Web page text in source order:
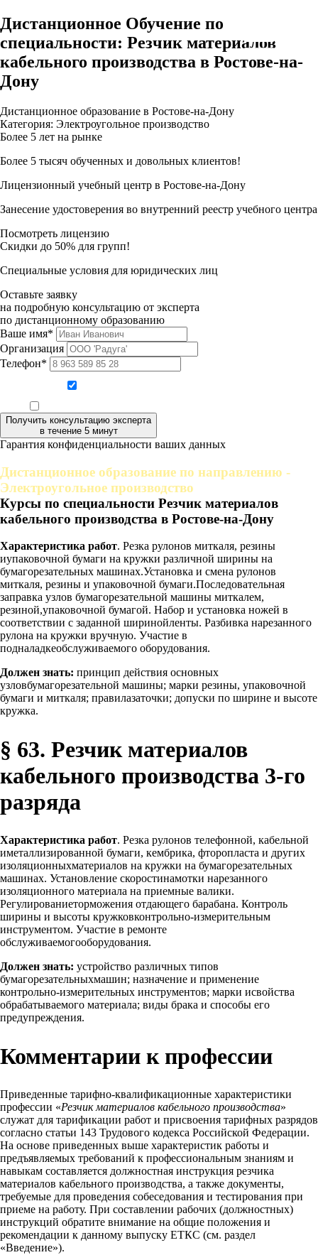
Дистанционное Обучение по
специальности: Резчик материалов
кабельного производства в Ростове-на-
Дону
Дистанционное образование в Ростове-на-Дону
Категория: Электроугольное производство
Более 5 лет на рынке
Более 5 тысяч обученных и довольных клиентов!
Лицензионный учебный центр в Ростове-на-Дону
Занесение удостоверения во внутренний реестр учебного центра
Посмотреть лицензию
Скидки до 50% для групп!
Специальные условия для юридических лиц
Оставьте заявку
на подробную консультацию от эксперта
по дистанционному образованию
Ваше имя*
Организация
Телефон*
Получить консультацию эксперта
в течение 5 минут
Гарантия конфиденциальности ваших данных
Дистанционное образование по направлению -
Электроугольное производство
Курсы по специальности Резчик материалов
кабельного производства в Ростове-на-Дону
Характеристика работ. Резка рулонов миткаля, резины
иупаковочной бумаги на кружки различной ширины на
бумагорезательных машинах.Установка и смена рулонов
миткаля, резины и упаковочной бумаги.Последовательная
заправка узлов бумагорезательной машины миткалем,
резиной,упаковочной бумагой. Набор и установка ножей в
соответствии с заданной ширинойленты. Разбивка нарезанного
рулона на кружки вручную. Участие в
подналадкеобслуживаемого оборудования.
Должен знать: принцип действия основных
узловбумагорезательной машины; марки резины, упаковочной
бумаги и миткаля; правилазаточки; допуски по ширине и высоте
кружка.
§ 63. Резчик материалов
кабельного производства 3-го
разряда
Характеристика работ. Резка рулонов телефонной, кабельной
иметаллизированной бумаги, кембрика, фторопласта и других
изоляционныхматериалов на кружки на бумагорезательных
машинах. Установление скоростинамотки нарезанного
изоляционного материала на приемные валики.
Регулированиеторможения отдающего барабана. Контроль
ширины и высоты кружковконтрольно-измерительным
инструментом. Участие в ремонте
обслуживаемогооборудования.
Должен знать: устройство различных типов
бумагорезательныхмашин; назначение и применение
контрольно-измерительных инструментов; марки исвойства
обрабатываемого материала; виды брака и способы его
предупреждения.
Комментарии к профессии
Приведенные тарифно-квалификационные характеристики
профессии «Резчик материалов кабельного производства»
служат для тарификации работ и присвоения тарифных разрядов
согласно статьи 143 Трудового кодекса Российской Федерации.
На основе приведенных выше характеристик работы и
предъявляемых требований к профессиональным знаниям и
навыкам составляется должностная инструкция резчика
материалов кабельного производства, а также документы,
требуемые для проведения собеседования и тестирования при
приеме на работу. При составлении рабочих (должностных)
инструкций обратите внимание на общие положения и
рекомендации к данному выпуску ЕТКС (см. раздел
«Введение»).